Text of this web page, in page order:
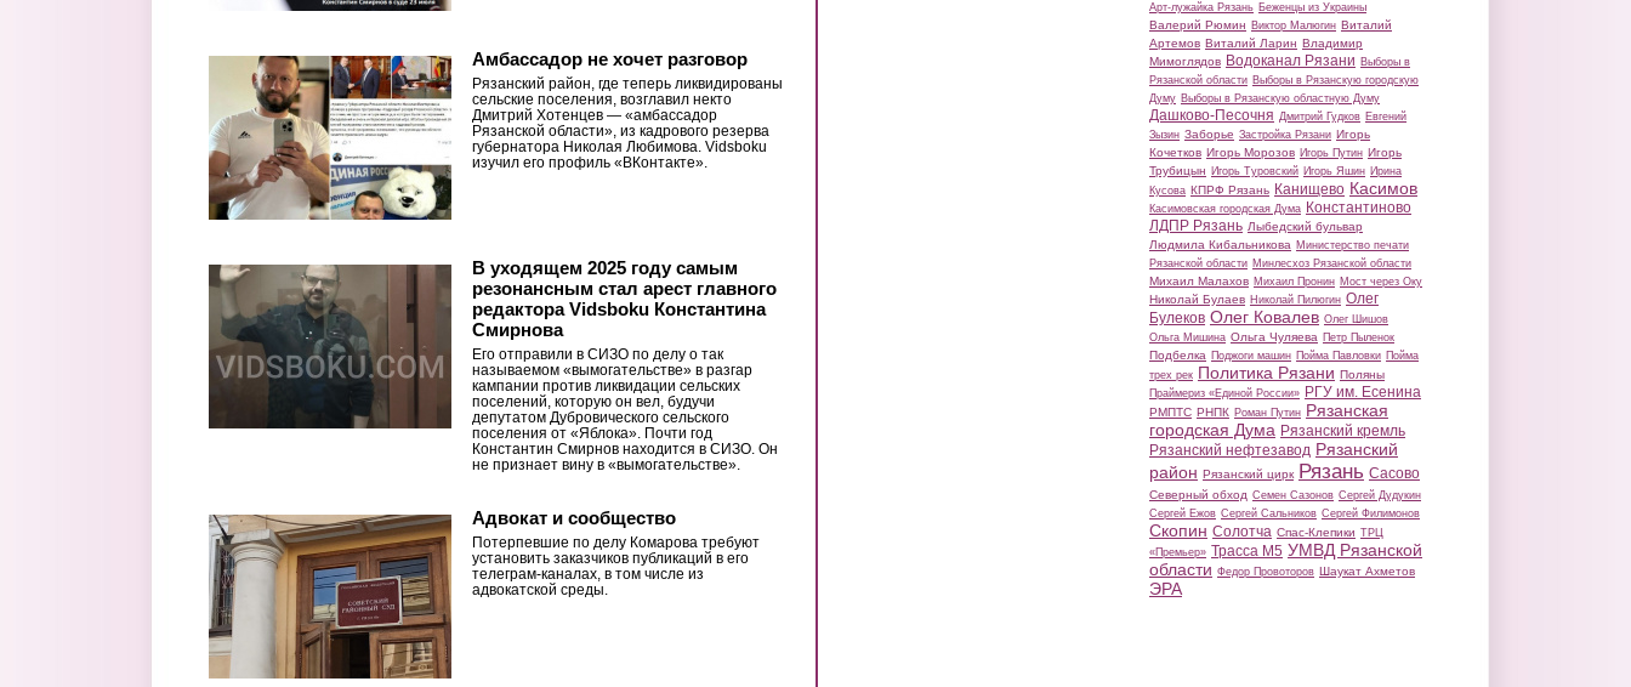
Амбассадор не хочет разговор
Рязанский район, где теперь ликвидированы
сельские поселения, возглавил некто
Дмитрий Хотенцев — «амбассадор
Рязанской области», из кадрового резерва
губернатора Николая Любимова. Vidsboku
изучил его профиль «ВКонтакте».
В уходящем 2025 году самым
резонансным стал арест главного
редактора Vidsboku Константина
Смирнова
Его отправили в СИЗО по делу о так
называемом «вымогательстве» в разгар
кампании против ликвидации сельских
поселений, которую он вел, будучи
депутатом Дубровического сельского
поселения от «Яблока». Почти год
Константин Смирнов находится в СИЗО. Он
не признает вину в «вымогательстве».
Адвокат и сообщество
Потерпевшие по делу Комарова требуют
установить заказчиков публикаций в его
телеграм-каналах, в том числе из
адвокатской среды.
Арт-лужайка Рязань Беженцы из Украины
Валерий Рюмин Виктор Малюгин Виталий
Артемов Виталий Ларин Владимир
Мимоглядов Водоканал Рязани Выборы в
Рязанской области Выборы в Рязанскую городскую
Думу Выборы в Рязанскую областную Думу
Дашково-Песочня Дмитрий Гудков Евгений
Зызин Заборье Застройка Рязани Игорь
Кочетков Игорь Морозов Игорь Путин Игорь
Трубицын Игорь Туровский Игорь Яшин Ирина
Кусова КПРФ Рязань Канищево Касимов
Касимовская городская Дума Константиново
ЛДПР Рязань Лыбедский бульвар
Людмила Кибальникова Министерство печати
Рязанской области Минлесхоз Рязанской области
Михаил Малахов Михаил Пронин Мост через Оку
Николай Булаев Николай Пилюгин Олег
Булеков Олег Ковалев Олег Шишов
Ольга Мишина Ольга Чуляева Петр Пыленок
Подбелка Поджоги машин Пойма Павловки Пойма
трех рек Политика Рязани Поляны
Праймериз «Единой России» РГУ им. Есенина
РМПТС РНПК Роман Путин Рязанская
городская Дума Рязанский кремль
Рязанский нефтезавод Рязанский
район Рязанский цирк Рязань Сасово
Северный обход Семен Сазонов Сергей Дудукин
Сергей Ежов Сергей Сальников Сергей Филимонов
Скопин Солотча Спас-Клепики ТРЦ
«Премьер» Трасса М5 УМВД Рязанской
области Федор Провоторов Шаукат Ахметов
ЭРА